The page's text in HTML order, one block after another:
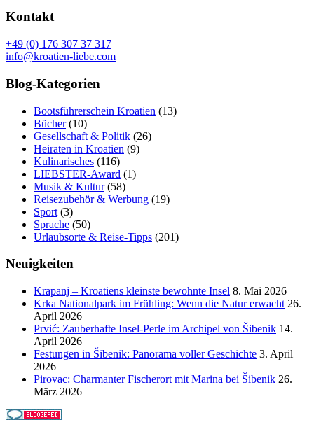
Kontakt
+49 (0) 176 307 37 317
info@kroatien-liebe.com
Blog-Kategorien
Bootsführerschein Kroatien (13)
Bücher(10)
Gesellschaft & Politik (26)
Heiraten in Kroatien (9)
Kulinarisches (116)
LIEBSTER-Award (1)
Musik & Kultur(58)
Reisezubehör & Werbung (19)
Sport (3)
Sprache (50)
Urlaubsorte & Reise-Tipps (201)
Neuigkeiten
Krapanj – Kroatiens kleinste bewohnte Insel 8. Mai 2026
Krka Nationalpark im Frühling: Wenn die Natur erwacht 26.
April 2026
Prvić: Zauberhafte Insel-Perle im Archipel von Šibenik 14.
April 2026
Festungen in Šibenik: Panorama voller Geschichte 3. April
2026
Pirovac: Charmanter Fischerort mit Marina bei Šibenik 26.
März 2026